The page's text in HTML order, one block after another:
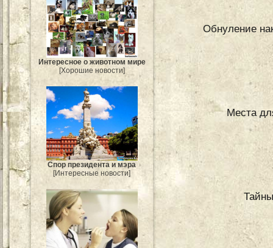
Интересное о животном мире
[Хорошие новости]
Спор президента и мэра
[Интересные новости]
Обнуление
Места